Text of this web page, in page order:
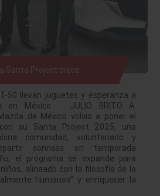
Santa Project crece
50 llevan juguetes y esperanza a
en México JULIO BRITO A.
de México volvió a poner el
su Santa Project 2025, una
comunidad, voluntariado y
sonrisas en temporada
el programa se expande para
alineado con la filosofía de la
humanos” y enriquecer la